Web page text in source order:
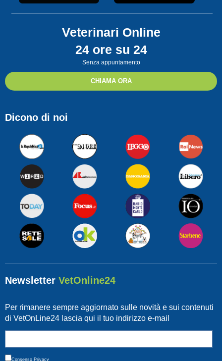
Veterinari Online
24 ore su 24
Senza appuntamento
CHIAMA ORA
Dicono di noi
Newsletter VetOnline24
Per rimanere sempre aggiornato sulle novità e sui contenuti
di VetOnLine24 lascia qui il tuo indirizzo e-mail
Consenso Privacy